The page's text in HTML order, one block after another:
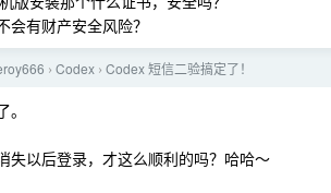
会有财产安全风险？
› Codex › Codex 短信二验搞定了！
失以后登录，才这么顺利的吗？哈哈～